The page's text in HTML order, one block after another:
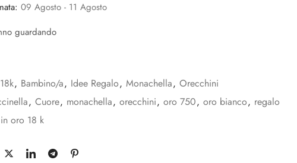
09 Agosto - 11 Agosto
guardando
, Bambino/a, Idee Regalo, Monachella, Orecchini
, Cuore, monachella, orecchini, oro 750, oro bianco, regalo
oro 18 k